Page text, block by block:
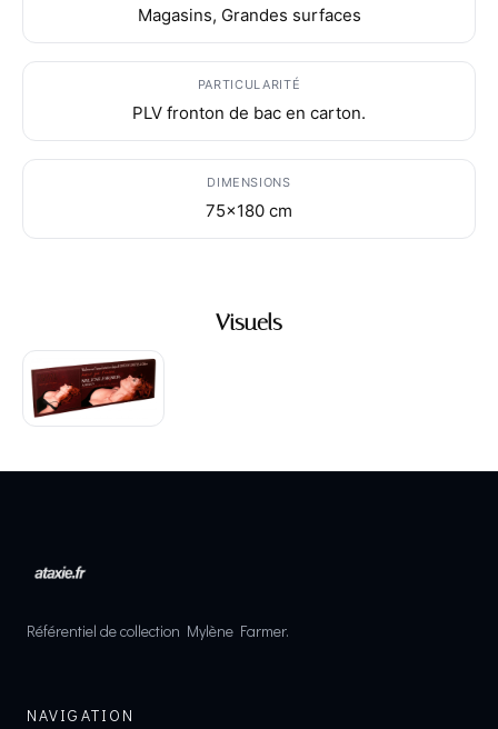
Magasins, Grandes surfaces
PARTICULARITÉ
PLV fronton de bac en carton.
DIMENSIONS
75×180 cm
Visuels
Référentiel de collection Mylène Farmer.
NAVIGATION